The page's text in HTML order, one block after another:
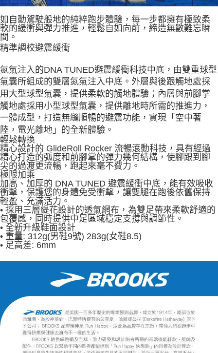
如自動駕駛般地的純粹跑步體驗，每一步都擁有極致柔
軟的緩衝與彈力推進，輕鬆自如向前，締造無數難忘瞬
間。
精準調校避震緩衝
氮氣注入的DNA TUNED避震緩衝科技中底，由雙重球型
氣囊所組成的雙層氮氣注入中底。外層與後跟觸地處採
用大型球型氣囊，提供柔軟的觸地體驗；內層與前腳掌
觸地處採用小型球型氣囊，提供離地時所需的推進力，
一體成型，打造無縫順暢的避震功能，實現「空中著
陸，電光離地」的全新體驗。
輕鬆轉換
精心設計的 GlideRoll Rocker 流暢滾動科技，具有經過
精心打造的弧度和前腳掌的彈力幾何結構，使腳跟到腳
尖的過渡更流暢，跑起來毫不費力。
極限加乘
加高、加厚的 DNA TUNED 避震緩衝中底，能有效吸收
衝擊，保護您的身體免受衝擊，讓雙腿在跑後依舊保持
輕盈、充滿活力。
• 採用三層緹花設計的透氣網布，為雙足帶來柔軟舒適的
包覆感，同時提供中足區域穩定支撐與調節性。
• 全新升級鞋面設計
• 重量: 312g(男鞋9號) 283g(女鞋8.5)
• 足高差: 6mm